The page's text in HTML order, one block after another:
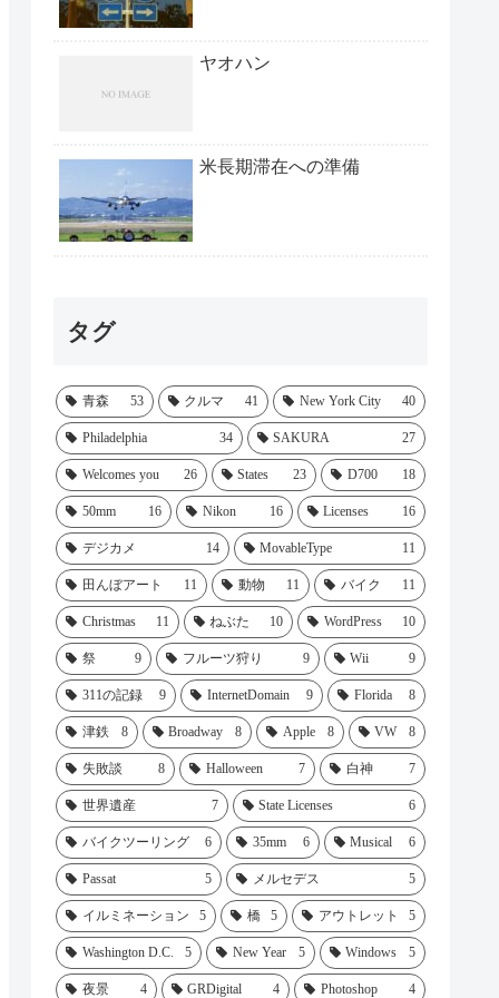
ヤオハン
米長期滞在への準備
タグ
青森 53 クルマ 41 New York City 40
Philadelphia 34 SAKURA 27
Welcomes you 26 States 23 D700 18
50mm 16 Nikon 16 Licenses 16
デジカメ 14 MovableType 11
田んぼアート 11 動物 11 バイク 11
Christmas 11 ねぶた 10 WordPress 10
祭 9 フルーツ狩り 9 Wii 9
311の記録 9 InternetDomain 9 Florida 8
津鉄 8 Broadway 8 Apple 8 VW 8
失敗談 8 Halloween 7 白神 7
世界遺産 7 State Licenses 6
バイクツーリング 6 35mm 6 Musical 6
Passat 5 メルセデス 5
イルミネーション 5 橋 5 アウトレット 5
Washington D.C. 5 New Year 5 Windows 5
夜景 4 GRDigital 4 Photoshop 4